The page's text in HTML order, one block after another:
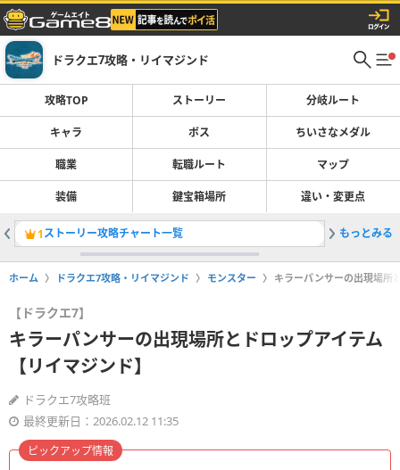
ドラクエ7攻略・リイマジンド
攻略TOP ストーリー 分岐ルート
キャラ ボス ちいさなメダル
職業 転職ルート マップ
装備 鍵宝箱場所 違い・変更点
1ストーリー攻略チャート一覧 2転職ル
もっとみる
ホーム ドラクエ7攻略・リイマジンド モンスター キラーパンサーの出現場所
【ドラクエ7】
キラーパンサーの出現場所とドロップアイテム
【リイマジンド】
ドラクエ7攻略班
最終更新日：2026.02.12 11:35
ピックアップ情報